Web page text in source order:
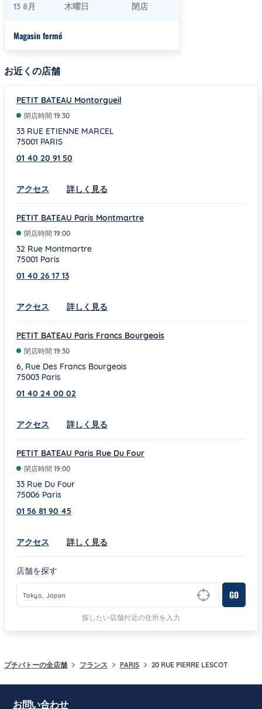
13 8月
木曜日 閉店
Magasin fermé
お近くの店舗
PETIT BATEAU Montorgueil
閉店時間 19:30
33 RUE ETIENNE MARCEL
75001 PARIS
01 40 20 91 50
アクセス Link Opens in New Tab
詳しく見る
PETIT BATEAU Paris Montmartre
閉店時間 19:00
32 Rue Montmartre
75001 Paris
01 40 26 17 13
アクセス Link Opens in New Tab
詳しく見る
PETIT BATEAU Paris Francs Bourgeois
閉店時間 19:30
6, Rue Des Francs Bourgeois
75003 Paris
01 40 24 00 02
アクセス Link Opens in New Tab
詳しく見る
PETIT BATEAU Paris Rue Du Four
閉店時間 19:00
33 Rue Du Four
75006 Paris
01 56 81 90 45
アクセス Link Opens in New Tab
詳しく見る
店舗を探す
Type to begin querying for matching results
GO
探したい店舗付近の住所を入力
プチバトーの全店舗 フランス PARIS 20 RUE PIERRE LESCOT
お問い合わせ